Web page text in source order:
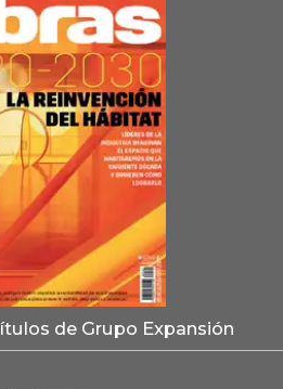
de Grupo Expansión